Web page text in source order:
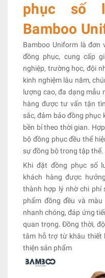
phục số
Bamboo
Bamboo Uniform là đơn
đồng phục, cung cấp
nghiệp, trường học, đội
kinh nghiệm lâu năm,
lượng cao, đa dạng mẫu
hàng được tư vấn tận
sắc, đảm bảo đồng phục
bền bỉ theo thời gian.
bộ đồng phục đều thể
sự đồng bộ trong tập thể.
Khi đặt đồng phục số
khách hàng được
thành hợp lý nhờ chi phí
phẩm đồng đều và
nhanh chóng, đáp ứng
quan trọng. Đồng thời,
tâm hỗ trợ từ khâu thiết
thiện sản phẩm